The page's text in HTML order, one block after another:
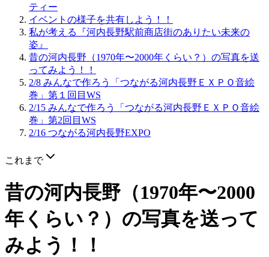
ティー
イベントの様子を共有しよう！！
私が考える『河内長野駅前商店街のありたい未来の
姿』
昔の河内長野（1970年〜2000年くらい？）の写真を送
ってみよう！！
2/8 みんなで作ろう「つながる河内長野ＥＸＰＯ音絵
巻」第１回目WS
2/15 みんなで作ろう「つながる河内長野ＥＸＰＯ音絵
巻」第2回目WS
2/16 つながる河内長野EXPO
これまで
昔の河内長野（1970年〜2000
年くらい？）の写真を送って
みよう！！